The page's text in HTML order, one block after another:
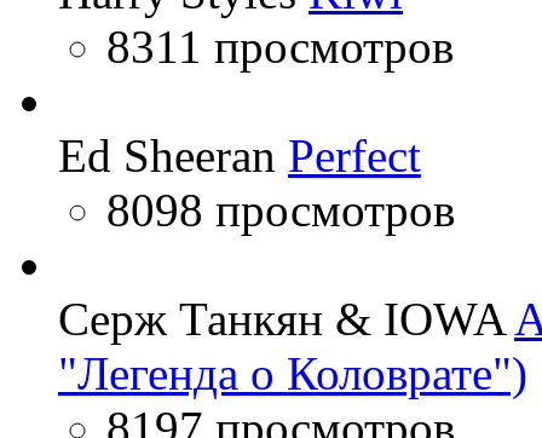
8311 просмотров
Ed Sheeran Perfect
8098 просмотров
Серж Танкян & IOWA
"Легенда о Коловрате")
8197 просмотров